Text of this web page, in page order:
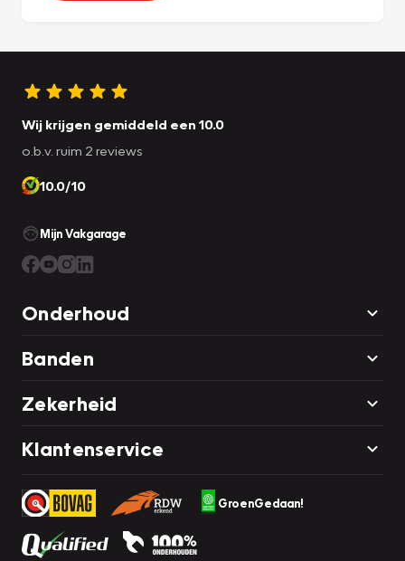
Wij krijgen gemiddeld een 10.0
o.b.v. ruim 2 reviews
10.0/10
Mijn Vakgarage
Onderhoud
Banden
Zekerheid
Klantenservice
GroenGedaan!